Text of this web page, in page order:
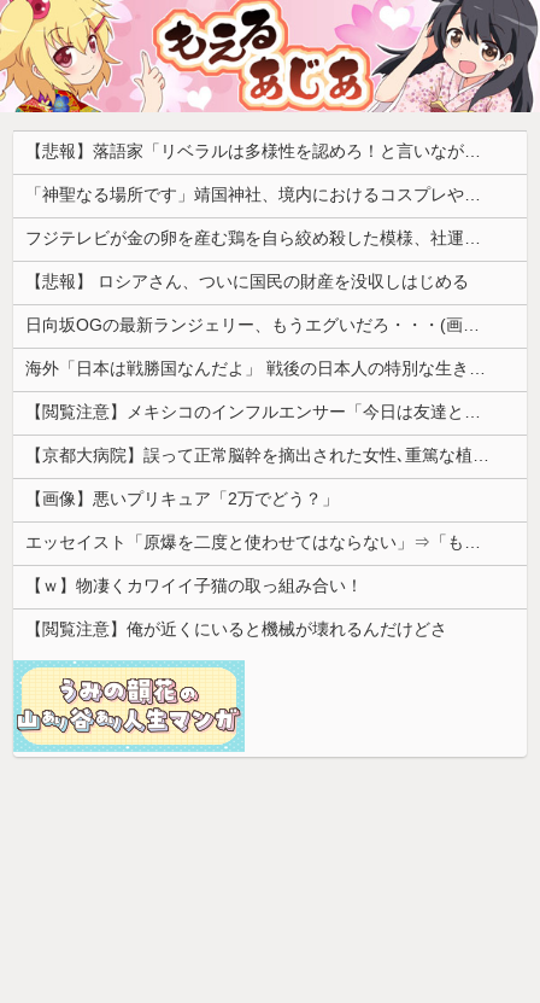
【悲報】落語家「リベラルは多様性を認めろ！と言いながら自分達と違う意見には執拗に攻撃してくる！」ｗｗｗｗｗｗｗｗｗｗｗｗｗｗ
「神聖なる場所です」靖国神社、境内におけるコスプレや軍装の禁止を発表
フジテレビが金の卵を産む鶏を自ら絞め殺した模様、社運を賭けたドル箱コンテンツが御蔵入りになってしまい……
【悲報】 ロシアさん、ついに国民の財産を没収しはじめる
日向坂OGの最新ランジェリー、もうエグいだろ・・・(画像どーん)
海外「日本は戦勝国なんだよ」 戦後の日本人の特別な生き様に各国から称賛の声
【閲覧注意】メキシコのインフルエンサー「今日は友達と配達員のアルバイトを体験してみるよ！！」←結果・・・
【京都大病院】誤って正常脳幹を摘出された女性､重篤な植物状態だが意識は正常で何かを思考していると判明
【画像】悪いプリキュア「2万でどう？」
エッセイスト「原爆を二度と使わせてはならない」⇒「もちろん中国の核も非難する？」⇒「中国の核は綺麗な核！」
【ｗ】物凄くカワイイ子猫の取っ組み合い！
【閲覧注意】俺が近くにいると機械が壊れるんだけどさ